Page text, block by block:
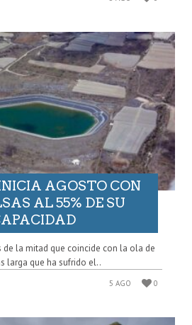
AGOSTO CON
AL 55% DE SU
de la mitad que coincide con la ola de
larga que ha sufrido el..
5 AGO 0